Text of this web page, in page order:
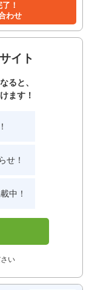
！
わせ
イト
ると、
ます！
せ！
中！
い